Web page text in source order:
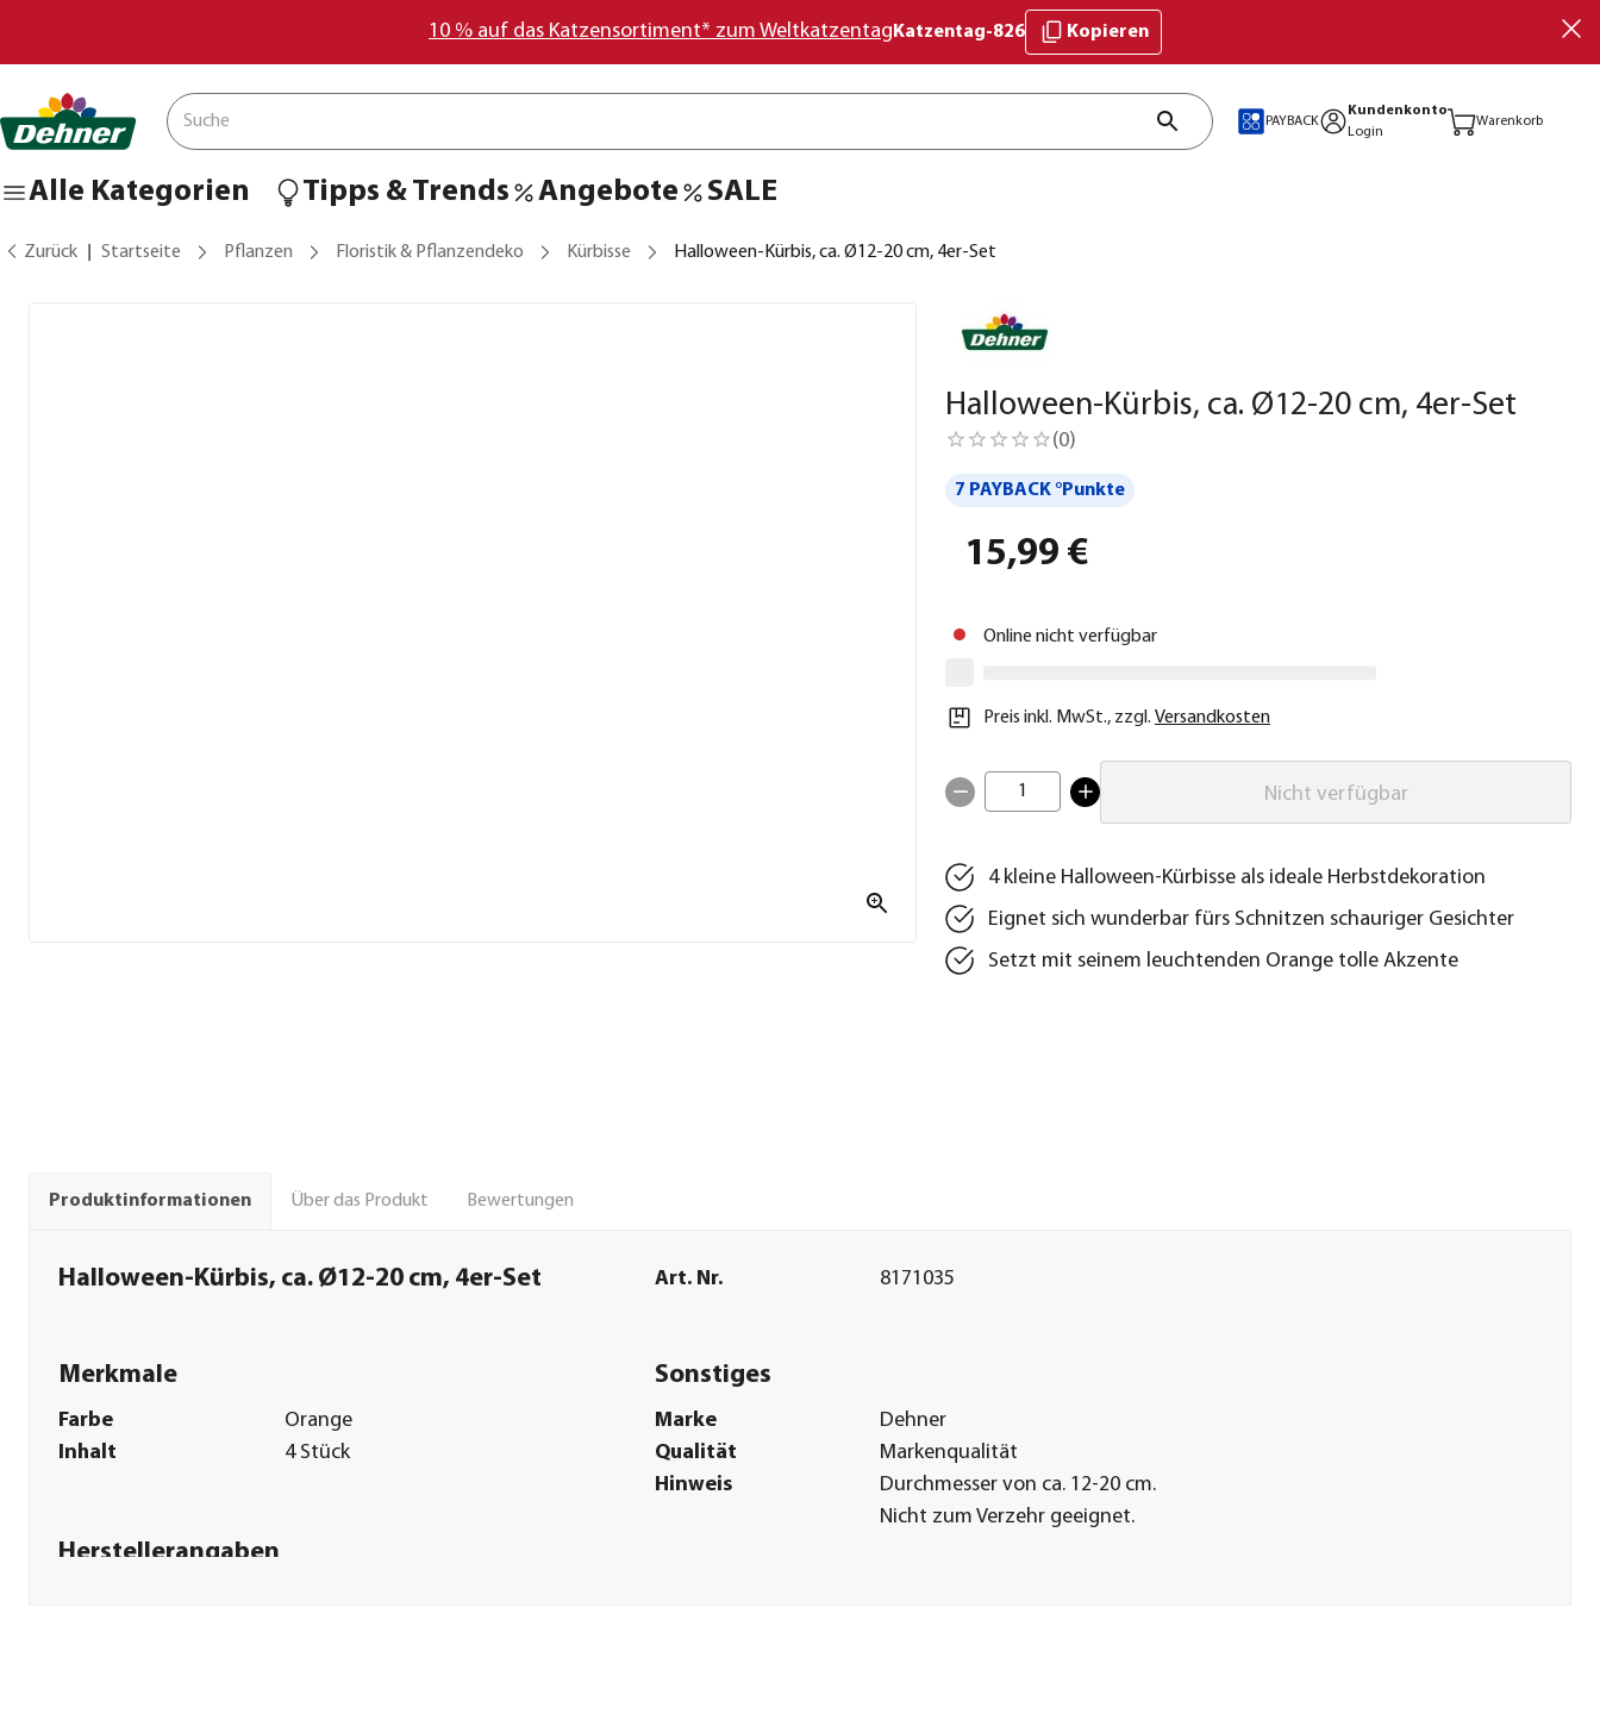
10 % auf das Katzensortiment* zum Weltkatzentag Katzentag-826 Kopieren
PAYBACK
Kundenkonto
Login
Warenkorb
Alle Kategorien Tipps & Trends Angebote SALE
Zurück Startseite Pflanzen Floristik & Pflanzendeko Kürbisse Halloween-Kürbis, ca. Ø12-20 cm, 4er-Set
Halloween-Kürbis, ca. Ø12-20 cm, 4er-Set
(0)
7 PAYBACK °Punkte
15,99 €
Online nicht verfügbar
Preis inkl. MwSt., zzgl. Versandkosten
1 Nicht verfügbar
4 kleine Halloween-Kürbisse als ideale Herbstdekoration
Eignet sich wunderbar fürs Schnitzen schauriger Gesichter
Setzt mit seinem leuchtenden Orange tolle Akzente
Produktinformationen Über das Produkt Bewertungen
Halloween-Kürbis, ca. Ø12-20 cm, 4er-Set Art. Nr. 8171035
Merkmale
Farbe
Orange
Inhalt
4 Stück
Sonstiges
Marke
Dehner
Qualität
Markenqualität
Hinweis
Durchmesser von ca. 12-20 cm.
Nicht zum Verzehr geeignet.
Herstellerangaben